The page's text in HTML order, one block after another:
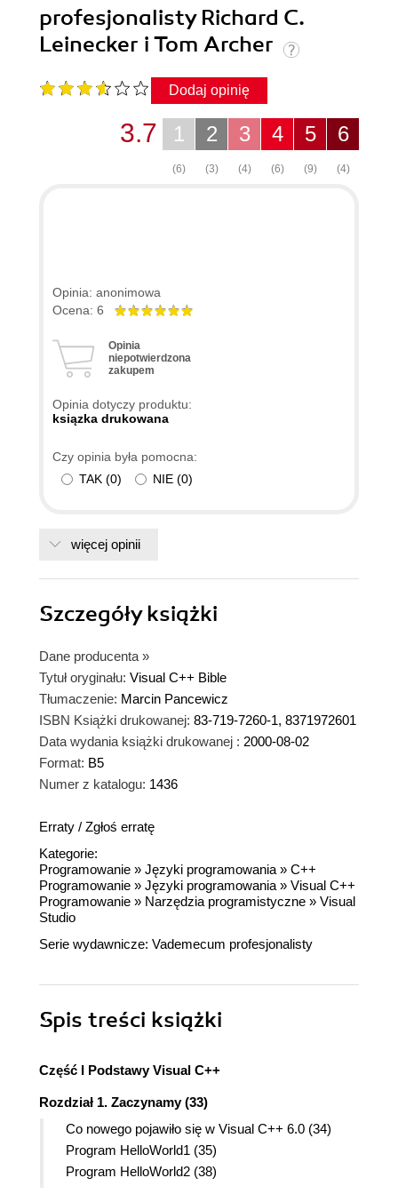
profesjonalisty Richard C.
Leinecker i Tom Archer
Dodaj opinię
6
(4)
5
(9)
4
(6)
3
(4)
2
(3)
1
(6)
3.7
Opinia: anonimowa
Ocena: 6
Opinia
niepotwierdzona
zakupem
Opinia dotyczy produktu:
ksiązka drukowana
Czy opinia była pomocna:
TAK (0) NIE (0)
więcej opinii
Szczegółyksiążki
Dane producenta »
Tytuł oryginału: Visual C++ Bible
Tłumaczenie: Marcin Pancewicz
ISBN Książki drukowanej: 83-719-7260-1, 8371972601
Data wydania książki drukowanej : 2000-08-02
Format: B5
Numer z katalogu: 1436
Erraty / Zgłoś erratę
Kategorie:
Programowanie » Języki programowania » C++
Programowanie » Języki programowania » Visual C++
Programowanie » Narzędzia programistyczne » Visual
Studio
Serie wydawnicze: Vademecum profesjonalisty
Spis treści książki
Część I Podstawy Visual C++
Rozdział 1. Zaczynamy (33)
Co nowego pojawiło się w Visual C++ 6.0 (34)
Program HelloWorld1 (35)
Program HelloWorld2 (38)